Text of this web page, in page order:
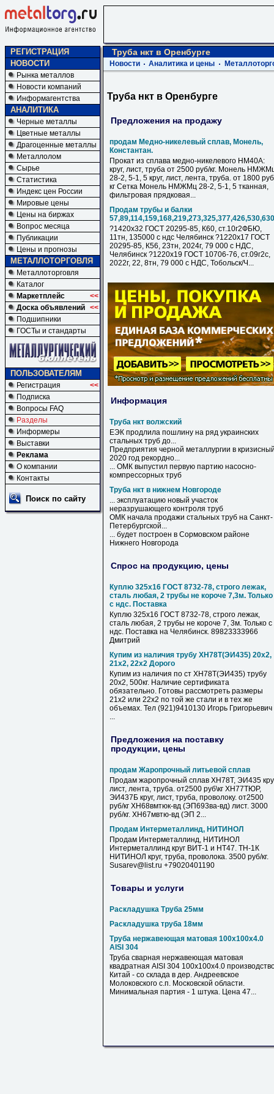
РЕГИСТРАЦИЯ
НОВОСТИ
Рынка металлов
Новости компаний
Информагентства
АНАЛИТИКА
Черные металлы
Цветные металлы
Драгоценные металлы
Металлолом
Сырье
Статистика
Индекс цен России
Мировые цены
Цены на биржах
Вопрос месяца
Публикации
Цены и прогнозы
МЕТАЛЛОТОРГОВЛЯ
Металлоторговля
Каталог
Маркетплейс
<<
Доска объявлений <<
Подшипники
ГОСТы и стандарты
ПОЛЬЗОВАТЕЛЯМ
Регистрация
<<
Подписка
Вопросы FAQ
Разделы
Информеры
Выставки
Реклама
О компании
Контакты
Поиск по сайту
Труба нкт в Оренбурге
Новости Аналитика и цены
Труба нкт в Оренбурге
Предложения на продажу
продам Медно-никелевый сплав, Монель,
Константан.
Прокат из сплава медно-никелевого НМ40А:
круг, лист, труба от 2500 руб/кг. Монель
28-2, 5-1, 5 круг, лист, лента, труба. от 1800
кг Сетка Монель НМЖМц 28-2, 5-1, 5 тканная,
фильтровая прядковая...
Продам трубы и балки
?1420х32 ГОСТ 20295-85, К60, ст.10г2ФБЮ,
11тн, 135000 с ндс Челябинск ?1220х17 ГОСТ
20295-85, К56, 23тн, 2024г, 79 000 с НДC,
Челябинск ?1220х19 ГОСТ 10706-76, ст.09г2с,
2022г, 22, 8тн, 79 000 с НДC, Тобольск/Ч...
Информация
Труба нкт волжский
ЕЭК продлила пошлину на ряд украинских
стальных труб до...
Предприятия черной металлургии в
2020 год рекордно...
... ОМК выпустил первую партию насосно-
компрессорных труб
Труба нкт в нижнем Новгороде
... эксплуатацию новый участок
неразрушающего контроля труб
ОМК начала продажи стальных труб на Санкт-
Петербургской...
... будет построен в Сормовском районе
Нижнего Новгорода
Спрос на продукцию, цены
Куплю 325х16 ГОСТ 8732-78, строго лежак,
сталь любая, 2 трубы не короче 7,3м. Только
с ндс. Поставка
Куплю 325х16 ГОСТ 8732-78, строго лежак,
сталь любая, 2 трубы не короче 7, 3м. Только с
ндс. Поставка на Челябинск. 89823333966
Дмитрий
Купим из наличия трубу ХН78Т(ЭИ435) 20х2,
21х2, 22х2 Дорого
Купим из наличия по ст ХН78Т(ЭИ435) трубу
20х2, 500кг. Наличие сертификата
обязательно. Готовы рассмотреть размеры
21х2 или 22х2 по той же стали и в тех же
объемах. Тел (921)9410130 Игорь Григорьевич
...
Предложения на поставку
продукции, цены
продам Жаропрочный литьевой сплав
Продам жаропрочный сплав ХН78Т, ЭИ435
лист, лента, труба. от2500 руб\кг ХН77ТЮР,
ЭИ437Б круг, лист, труба, проволоку. от2500
руб/кг ХН68вмтюк-вд (ЭП693ва-вд) лист. 3000
руб/кг. ХН67мвтю-вд (ЭП 2...
Продам Интерметаллинд, НИТИНОЛ
Продам Интерметаллинд, НИТИНОЛ
Интерметаллинд круг ВИТ-1 и НТ47. ТН-1К
НИТИНОЛ круг, труба, проволока. 3500 руб/кг.
Susarev@list.ru +79020401190
Товары и услуги
Раскладушка Труба 25мм
Раскладушка труба 18мм
Труба нержавеющая матовая 100х100х4.0
AISI 304
Труба сварная нержавеющая матовая
квадратная AISI 304 100х100х4.0
Китай - со склада в дер. Андреевское
Молоковского с.п. Московской области.
Минимальная партия - 1 штука. Цена 47...